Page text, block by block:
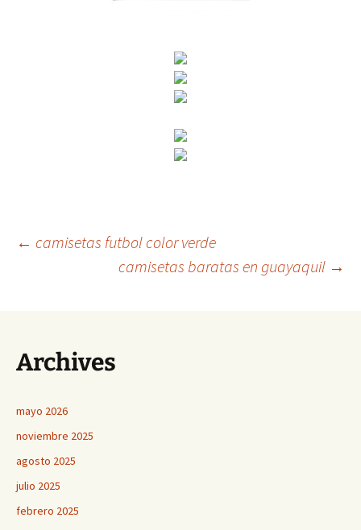
Navegación
entradas
← camisetas futbol color verde
camisetas baratas en guayaquil →
Archives
mayo 2026
noviembre 2025
agosto 2025
julio 2025
febrero 2025